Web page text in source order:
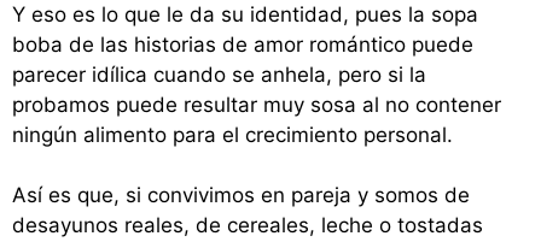
Y eso es lo que le da su identidad, pues la sopa
boba de las historias de amor romántico puede
parecer idílica cuando se anhela, pero si la
probamos puede resultar muy sosa al no contener
ningún alimento para el crecimiento personal.
Así es que, si convivimos en pareja y somos de
desayunos reales, de cereales, leche o tostadas